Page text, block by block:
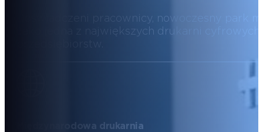
Doświadczeni pracownicy, nowoczesny park
Jako jedna z największych drukarni
Międzynarodowa drukarnia